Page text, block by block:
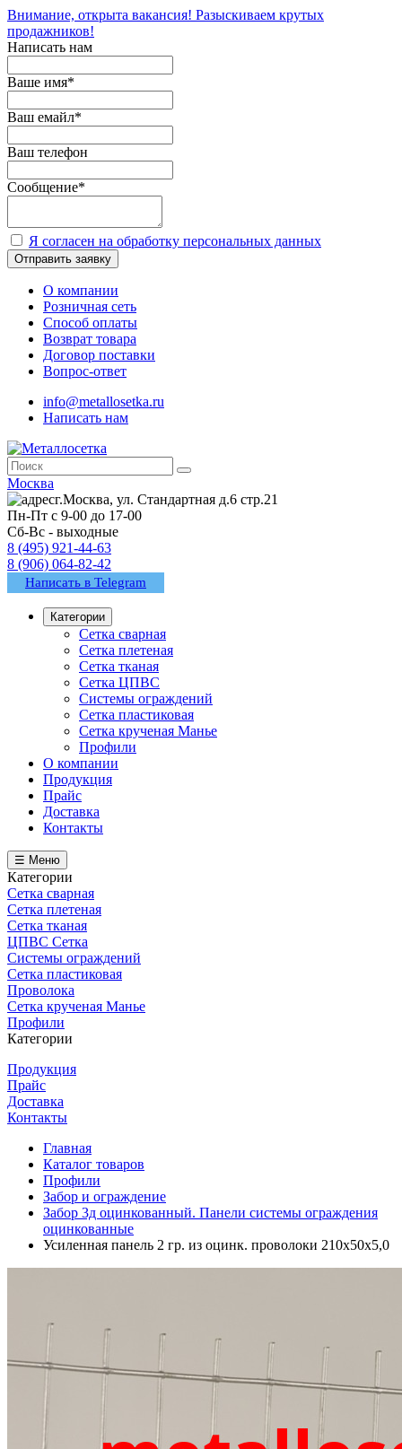
Внимание, открыта вакансия! Разыскиваем крутых
продажников!
Написать нам
Ваше имя*
Ваш емайл*
Ваш телефон
Сообщение*
Я согласен на обработку персональных данных
Отправить заявку
О компании
Розничная сеть
Способ оплаты
Возврат товара
Договор поставки
Вопрос-ответ
info@metallosetka.ru
Написать нам
Москва
г.Москва, ул. Стандартная д.6 стр.21
Пн-Пт с 9-00 до 17-00
Сб-Вс - выходные
8 (495) 921-44-63
8 (906) 064-82-42
Написать в Telegram
Категории
Сетка сварная
Сетка плетеная
Сетка тканая
Сетка ЦПВС
Системы ограждений
Сетка пластиковая
Сетка крученая Манье
Профили
О компании
Продукция
Прайс
Доставка
Контакты
☰ Меню
Категории
Сетка сварная
Сетка плетеная
Сетка тканая
ЦПВС Сетка
Системы ограждений
Сетка пластиковая
Проволока
Сетка крученая Манье
Профили
Категории
Продукция
Прайс
Доставка
Контакты
Главная
Каталог товаров
Профили
Забор и ограждение
Забор 3д оцинкованный. Панели системы ограждения
оцинкованные
Усиленная панель 2 гр. из оцинк. проволоки 210х50х5,0